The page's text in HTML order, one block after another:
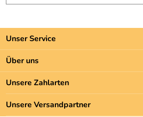
Unser Service
Kontakt
Batteriegesetz
Newsletter
Zahlung und Versand
Über uns
Unsere Bestseller
Marken
Neu
Unsere Zahlarten
Unsere Versandpartner